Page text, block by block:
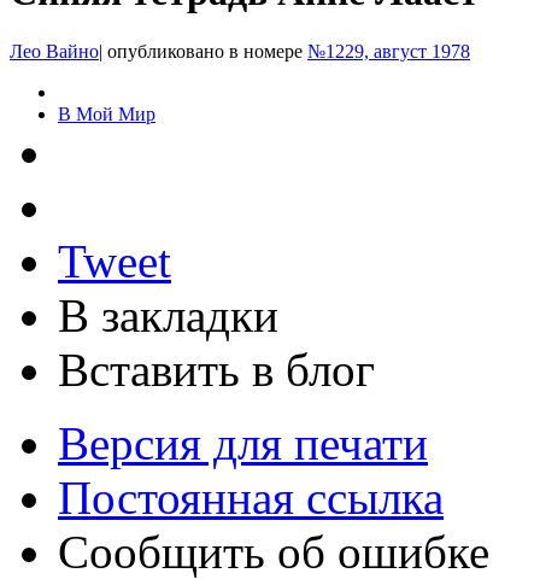
Лео Вайно| опубликовано в номере №1229, август 1978
В Мой Мир
Tweet
В закладки
Вставить в блог
Версия для печати
Постоянная ссылка
Сообщить об ошибке